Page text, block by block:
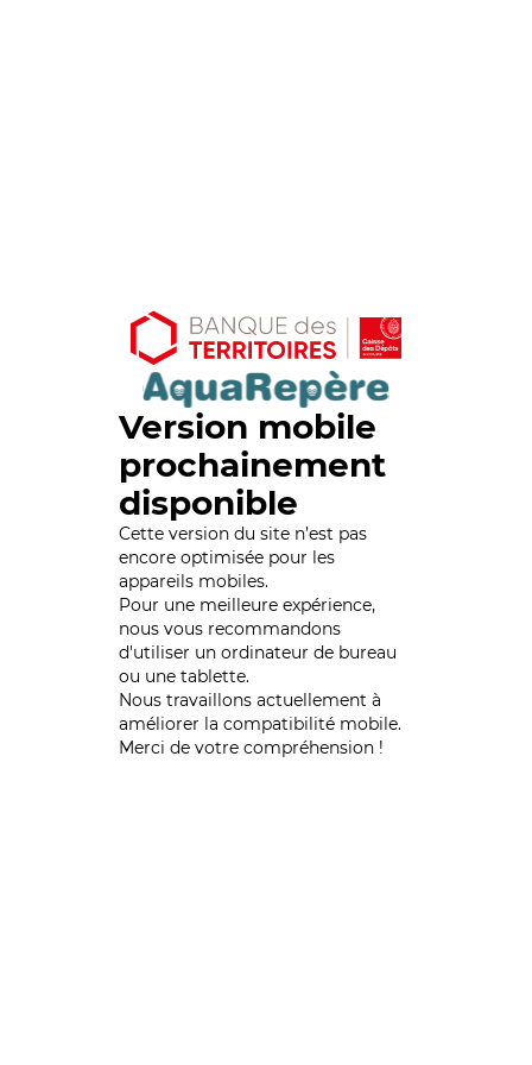
Version mobile
prochainement
disponible
Cette version du site n’est pas
encore optimisée pour les
appareils mobiles.
Pour une meilleure expérience,
nous vous recommandons
d'utiliser un ordinateur de bureau
ou une tablette.
Nous travaillons actuellement à
améliorer la compatibilité mobile.
Merci de votre compréhension !